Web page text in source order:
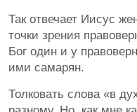
Так отвечает Иисус
точки зрения
Бог один и у
ими самарян.
Толковать слова «в